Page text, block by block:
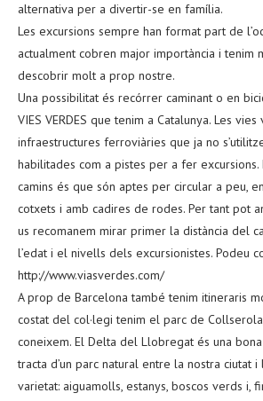
alternativa per a divertir-se en família.
Les excursions sempre han format part de
actualment cobren major importància i tenim
descobrir molt a prop nostre.
Una possibilitat és recórrer caminant o en
VIES VERDES que tenim a Catalunya. Les
infraestructures ferroviàries que ja no
habilitades com a pistes per a fer excursions.
camins és que són aptes per circular a peu,
cotxets i amb cadires de rodes. Per tant pot
us recomanem mirar primer la distància del
l’edat i el nivells dels excursionistes. Podeu
http://www.viasverdes.com/
A prop de Barcelona també tenim itineraris
costat del col·legi tenim el parc de
coneixem. El Delta del Llobregat és una
tracta d’un parc natural entre la nostra ciutat
varietat: aiguamolls, estanys, boscos verds i,